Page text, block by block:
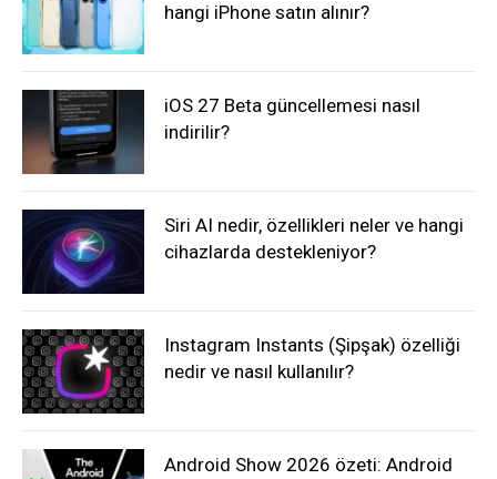
hangi iPhone satın alınır?
iOS 27 Beta güncellemesi nasıl
indirilir?
Siri AI nedir, özellikleri neler ve hangi
cihazlarda destekleniyor?
Instagram Instants (Şipşak) özelliği
nedir ve nasıl kullanılır?
Android Show 2026 özeti: Android